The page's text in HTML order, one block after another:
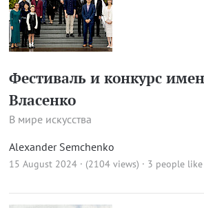
Фестиваль и конкурс
Власенко
В мире искусства
Alexander Semchenko
15 August 2024 · (2104 views) · 3 people